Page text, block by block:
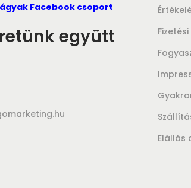
Facebook csoport
együtt
Elállás